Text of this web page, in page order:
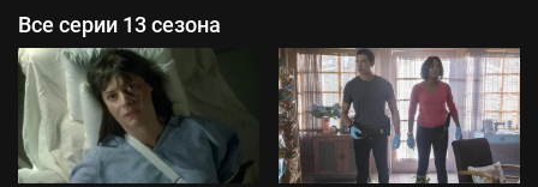
Все серии 13 сезона